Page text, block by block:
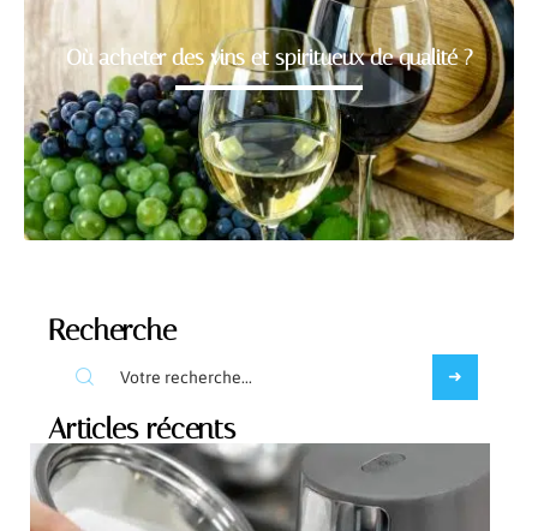
Où acheter des vins et spiritueux de qualité ?
Recherche
Articles récents